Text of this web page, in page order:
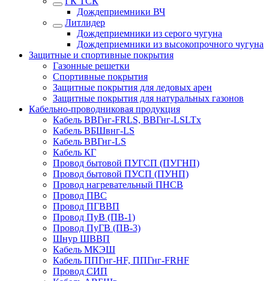
Дождеприемники ВЧ
Литлидер
Дождеприемники из серого чугуна
Дождеприемники из высокопрочного чугуна
Защитные и спортивные покрытия
Газонные решетки
Спортивные покрытия
Защитные покрытия для ледовых арен
Защитные покрытия для натуральных газонов
Кабельно-проводниковая продукция
Кабель ВВГнг-FRLS, ВВГнг-LSLTx
Кабель ВБШвнг-LS
Кабель ВВГнг-LS
Кабель КГ
Провод бытовой ПУГСП (ПУГНП)
Провод бытовой ПУСП (ПУНП)
Провод нагревательный ПНСВ
Провод ПВС
Провод ПГВВП
Провод ПуВ (ПВ-1)
Провод ПуГВ (ПВ-3)
Шнур ШВВП
Кабель МКЭШ
Кабель ППГнг-HF, ППГнг-FRHF
Провод СИП